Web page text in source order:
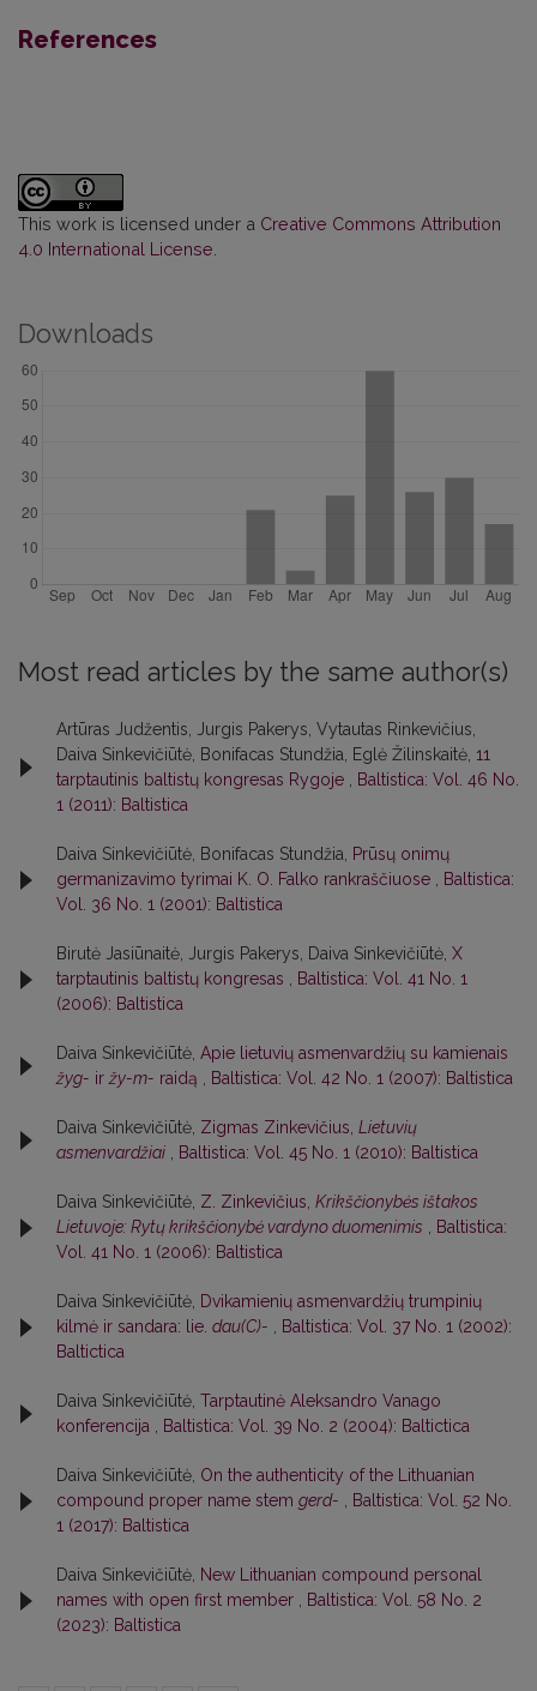
References
This work is licensed under a Creative Commons Attribution
4.0 International License
Downloads
Most read articles by the same author(s)
Artūras Judžentis, Jurgis Pakerys, Vytautas Rinkevičius,
Daiva Sinkevičiūtė, Bonifacas Stundžia, Eglė Žilinskaitė, 11
tarptautinis baltistų kongresas Rygoje , Baltistica: Vol. 46 No.
1 (2011): Baltistica
Daiva Sinkevičiūtė, Bonifacas Stundžia, Prūsų onimų
germanizavimo tyrimai K. O. Falko rankraščiuose , Baltistica:
Vol. 36 No. 1 (2001): Baltistica
Birutė Jasiūnaitė, Jurgis Pakerys, Daiva Sinkevičiūtė, X
tarptautinis baltistų kongresas , Baltistica: Vol. 41 No. 1
(2006): Baltistica
Daiva Sinkevičiūtė, Apie lietuvių asmenvardžių su kamienais
žyg- iržy-m- raidą , Baltistica: Vol. 42 No. 1 (2007): Baltistica
Daiva Sinkevičiūtė, Zigmas Zinkevičius, Lietuvių
asmenvardžiai , Baltistica: Vol. 45 No. 1 (2010): Baltistica
Daiva Sinkevičiūtė, Z. Zinkevičius, Krikščionybės ištakos
Lietuvoje: Rytų krikščionybė vardyno duomenimis , Baltistica:
Vol. 41 No. 1 (2006): Baltistica
Daiva Sinkevičiūtė, Dvikamienių asmenvardžių trumpinių
kilmė ir sandara: lie. dau(C)- , Baltistica: Vol. 37 No. 1 (2002):
Baltictica
Daiva Sinkevičiūtė, Tarptautinė Aleksandro Vanago
konferencija , Baltistica: Vol. 39 No. 2 (2004): Baltictica
Daiva Sinkevičiūtė, On the authenticity of the Lithuanian
compound proper name stem gerd- , Baltistica: Vol. 52 No.
1 (2017): Baltistica
Daiva Sinkevičiūtė, New Lithuanian compound personal
names with open first member , Baltistica: Vol. 58 No. 2
(2023): Baltistica